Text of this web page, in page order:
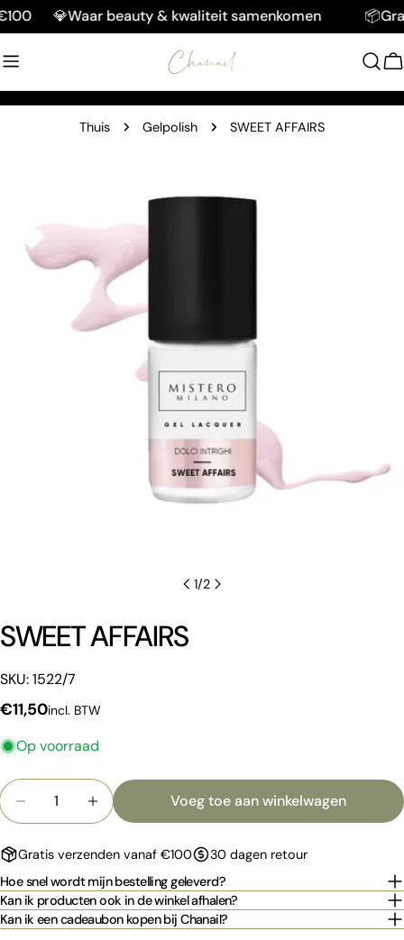
Doorgaan
naar
artikel
💎Waar beauty & kwaliteit samenkomen
Thuis Gelpolish SWEET AFFAIRS
media 0 in modaal
1/2
SWEET AFFAIRS
SKU: 1522/7
Normale
€11,50incl. BTW
Op voorraad
Hoeveelheid
Aantal verlagen voor SWEET AFFAIRS
Verhoog het aantal voor SWEET AFFAIRS
Voeg toe aan winkelwagen
Gratis verzenden vanaf €100
30 dagen retour
Hoe snel wordt mijn bestelling geleverd?
Kan ik producten ook in de winkel afhalen?
Kan ik een cadeaubon kopen bij Chanail?
Deel
Kopiëren
Een vraag stellen
naam
Jouw
telefoon
bericht
De met * gemarkeerde velden zijn verplicht.